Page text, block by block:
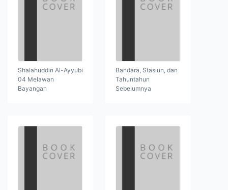
Shalahuddin Al-Ayyubi
04 Melawan
Bayangan
Bandara, Stasiun, dan
Tahuntahun
Sebelumnya